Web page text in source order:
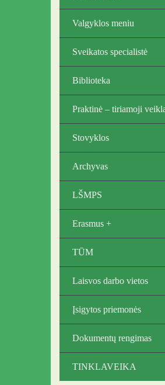
Valgyklos meniu
Sveikatos specialistė
Biblioteka
Praktinė – tiriamoji
Stovyklos
Archyvas
LŠMPS
Erasmus +
TŪM
Laisvos darbo vietos
Įsigytos priemonės
Dokumentų rengimas
TINKLAVEIKA